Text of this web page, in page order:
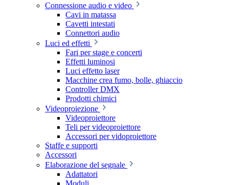
Connessione audio e video
Cavi in matassa
Cavetti intestati
Connettori audio
Luci ed effetti
Fari per stage e concerti
Effetti luminosi
Luci effetto laser
Macchine crea fumo, bolle, ghiaccio
Controller DMX
Prodotti chimici
Videoproiezione
Videoproiettore
Teli per videoproiettore
Accessori per vidoproiettore
Staffe e supporti
Accessori
Elaborazione del segnale
Adattatori
Moduli